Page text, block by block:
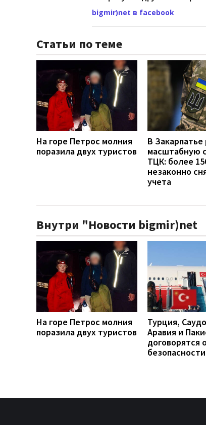
bigmir)net в facebook
Статьи по теме
На горе Петрос молния
поразила двух туристов
В
масштабную
ТЦК: более
незаконно
учета
Внутри "Новости bigmir)net
На горе Петрос молния
поразила двух туристов
Турция,
Аравия и
договорятся
безопасности